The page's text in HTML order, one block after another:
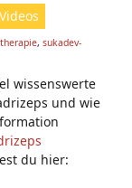
n:
, sukadev-
wissenswerte
und wie
du hier: